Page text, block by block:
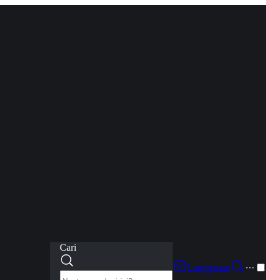
Cari
Langganan
···